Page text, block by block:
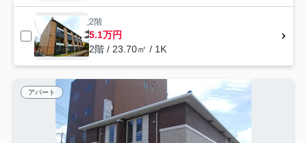
2階
5.1万円
2階 / 23.70㎡ / 1K
アパート